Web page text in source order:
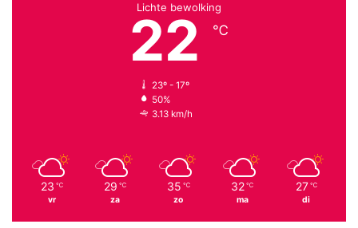
Lichte bewolking
22 ℃
23º - 17º
50%
3.13 km/h
23 ℃
vr
29 ℃
za
35 ℃
zo
32 ℃
ma
27 ℃
di